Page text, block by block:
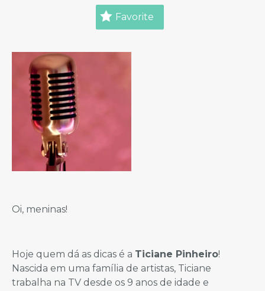
Favorite
Oi, meninas!
Hoje quem dá as dicas é a Ticiane Pinheiro!
Nascida em uma família de artistas, Ticiane
trabalha na TV desde os 9 anos de idade e